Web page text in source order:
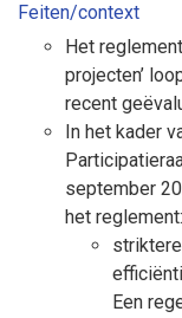
Feiten/context
Het
projecten’
recent
In het kader
september
het reglement:
Een